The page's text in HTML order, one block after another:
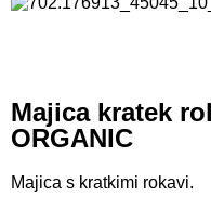
Majica kratek
ORGANIC
Majica s kratkimi rokavi.